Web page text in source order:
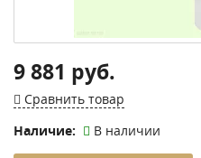
9 881 руб.
Сравнить товар
Наличие:
В наличии